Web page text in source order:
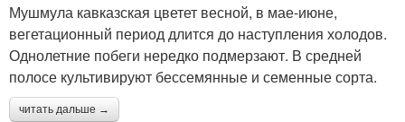
Мушмула кавказская цветет весной, в мае-июне,
вегетационный период длится до наступления холодов.
Однолетние побеги нередко подмерзают. В средней
полосе культивируют бессемянные и семенные сорта.
читать дальше →